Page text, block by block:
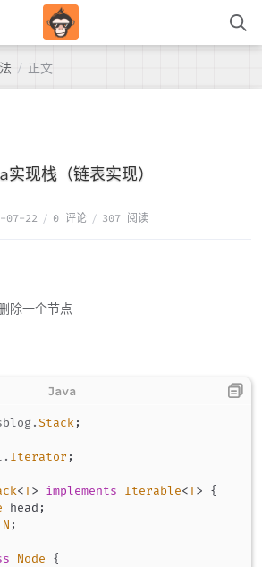
/ 正文
现栈（链表实现）
07-22 / 0 评论 / 307 阅读
除一个节点
.Stack;
. Iterator ;
<T> implements Iterable<T>
{
head ;
N ;
Node
{